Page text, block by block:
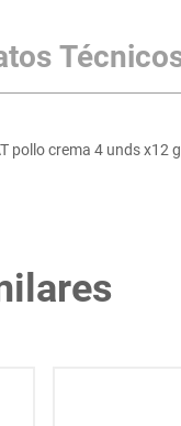
pollo crema 4 unds x12